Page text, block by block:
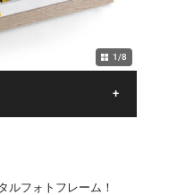
1 /8
+
ルフォトフレーム！